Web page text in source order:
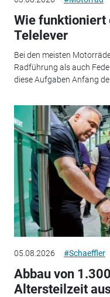
Wie funktioniert
Telelever
Bei den meisten
Radführung als auch
diese Aufgaben Anfang
05.08.2026 #Schaeffler
Abbau von
Altersteilzeit